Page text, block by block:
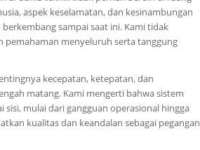
aspek keselamatan, dan kesinambungan
sampai saat ini. Kami tidak
pemahaman menyeluruh serta tanggung
kecepatan, ketepatan, dan
matang. Kami mengerti bahwa sistem
mulai dari gangguan operasional hingga
kualitas dan keandalan sebagai pegangan